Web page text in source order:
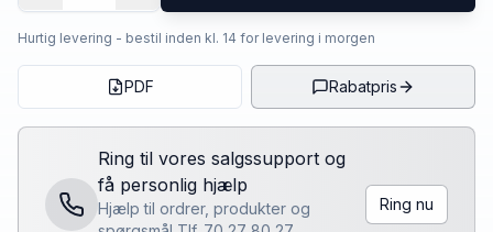
Hurtig levering - bestil inden kl. 14 for levering i morgen
PDF Rabatpris
Ring til vores salgssupport og
få personlig hjælp
Hjælp til ordrer, produkter og
Ring nu